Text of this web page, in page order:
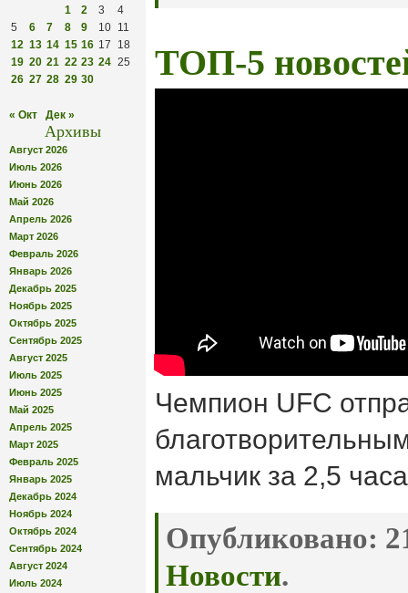
1
2 3
4
5
6 7 8 9 10 11
12 13 14 15 16 17
18
19 20 21 22 23 24 25
26 27 28 29 30
« Окт Дек »
Архивы
Август 2026
Июль 2026
Июнь 2026
Май 2026
Апрель 2026
Март 2026
Февраль 2026
Январь 2026
Декабрь 2025
Ноябрь 2025
Октябрь 2025
Сентябрь 2025
Август 2025
Июль 2025
Июнь 2025
Май 2025
Апрель 2025
Март 2025
Февраль 2025
Январь 2025
Декабрь 2024
Ноябрь 2024
Октябрь 2024
Сентябрь 2024
Август 2024
Июль 2024
ТОП-5
Чемпион UFC
мальчик за 2,5
Опубликовано:
Новости.